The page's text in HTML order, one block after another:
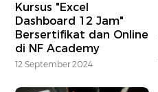
Kursus "Excel
Dashboard 12 Jam"
Bersertifikat dan Online
di NF Academy
12 September 2024